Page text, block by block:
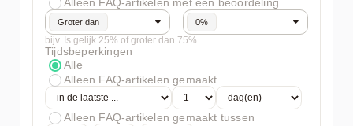
Groter dan 0%
bijv. Is gelijk 25% of groter dan 75%
Tijdsbeperkingen
Alle
Alleen FAQ-artikelen gemaakt
Alleen FAQ-artikelen gemaakt tussen